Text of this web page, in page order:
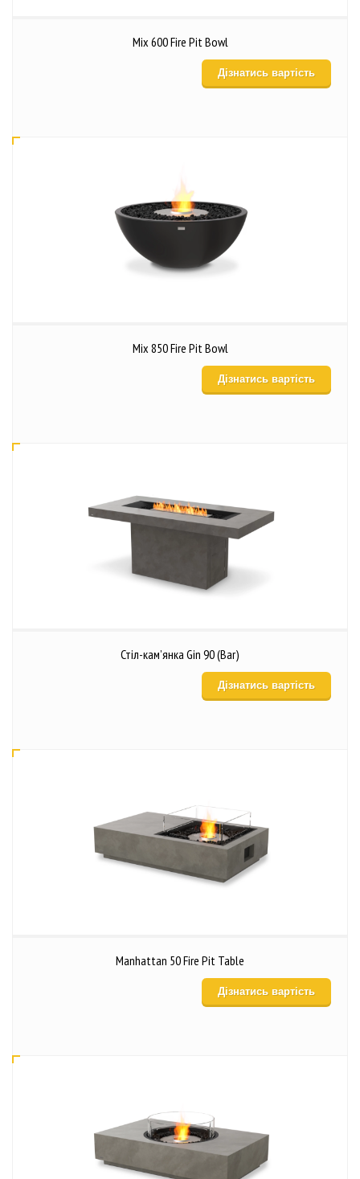
Mix 600 Fire Pit Bowl
Дізнатись вартість
Mix 850 Fire Pit Bowl
Дізнатись вартість
Стіл-кам’янка Gin 90 (Bar)
Дізнатись вартість
Manhattan 50 Fire Pit Table
Дізнатись вартість